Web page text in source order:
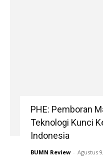
PHE: Pemboran
Teknologi Kunci
Indonesia
BUMN Review - Agustus